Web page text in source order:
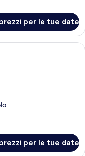
per le tue date
con tetto di paglia e
per le tue date